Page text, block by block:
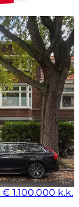
€ 1.100.000 k.k.